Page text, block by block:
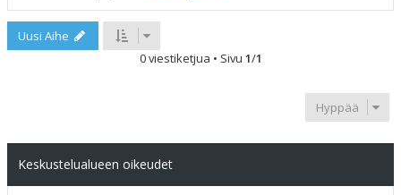
Uusi Aihe
0 viestiketjua • Sivu 1/1
Hyppää
Keskustelualueen oikeudet